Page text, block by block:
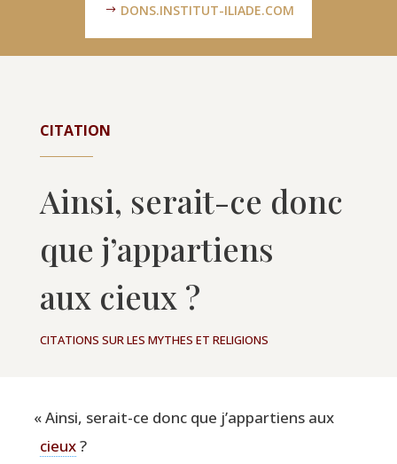
DONS.INSTITUT-ILIADE.COM
CITATION
Ainsi, serait-ce donc
que j’appartiens
aux cieux ?
CITATIONS SUR LES MYTHES ET RELIGIONS
«Ain­si, serait-ce donc que j’appartiens aux
cieux?